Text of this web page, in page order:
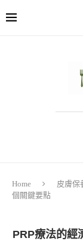
Home 皮膚保
個關鍵要點
PRP療法的經